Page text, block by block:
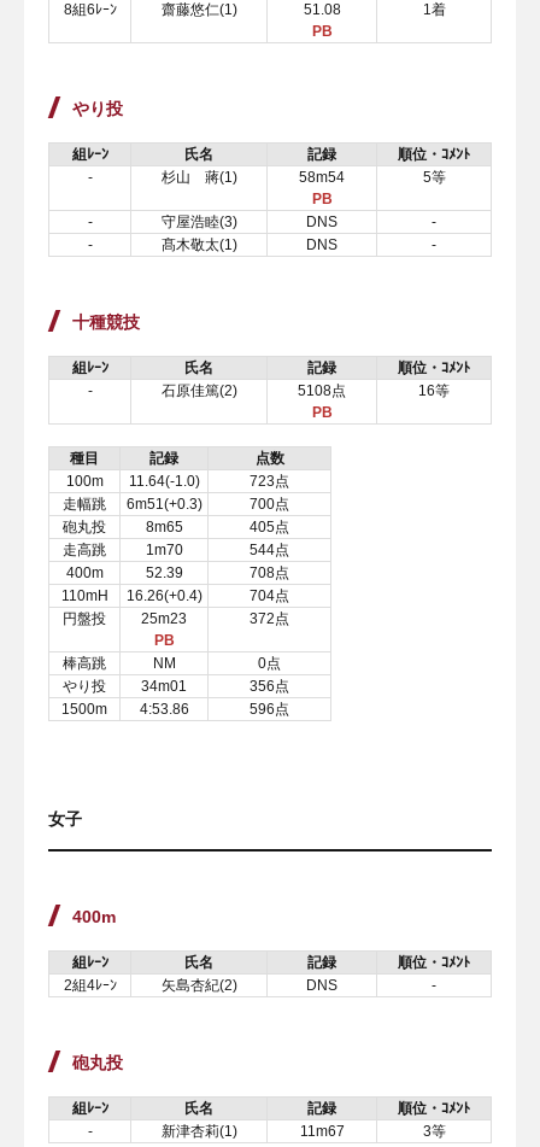
8組6ﾚｰﾝ
齋藤悠仁(1)
51.08
PB
1着
やり投
組ﾚｰﾝ 氏名 記録
順位・ｺﾒﾝﾄ
-
杉山 蔣(1)
58m54
PB
5等
- 守屋浩睦(3) DNS
-
-
髙木敬太(1) DNS -
十種競技
組ﾚｰﾝ 氏名 記録
順位・ｺﾒﾝﾄ
-
石原佳篤(2)
5108点
PB
16等
種目 記録
点数
100m
11.64(-1.0)
723点
走幅跳
6m51(+0.3)
700点
砲丸投
8m65
405点
走高跳
1m70
544点
400m
52.39
708点
110mH
16.26(+0.4)
704点
円盤投
25m23
PB
372点
棒高跳 NM
0点
やり投
34m01
356点
1500m
4:53.86 596点
女子
400m
組ﾚｰﾝ 氏名 記録
順位・ｺﾒﾝﾄ
2組4ﾚｰﾝ
矢島杏紀(2) DNS -
砲丸投
組ﾚｰﾝ 氏名 記録
順位・ｺﾒﾝﾄ
-
新津杏莉(1) 11m67 3等